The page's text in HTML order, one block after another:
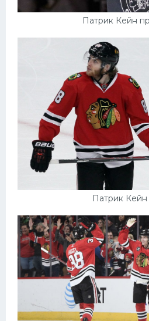
Патрик Кейн
Патрик Кейн